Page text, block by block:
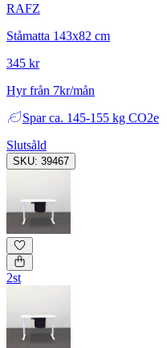
RAFZ
Ståmatta 143x82 cm
345 kr
Hyr från 7kr/mån
Spar ca. 145-155 kg CO2e
Slutsåld
SKU: 39467
2st